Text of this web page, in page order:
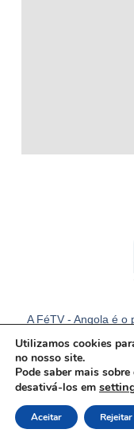
A FéTV - Angola é o
para a família com
©
Utilizamos cookies
no nosso site.
Pode saber mais
desativá-los em
Aceitar Rejeitar